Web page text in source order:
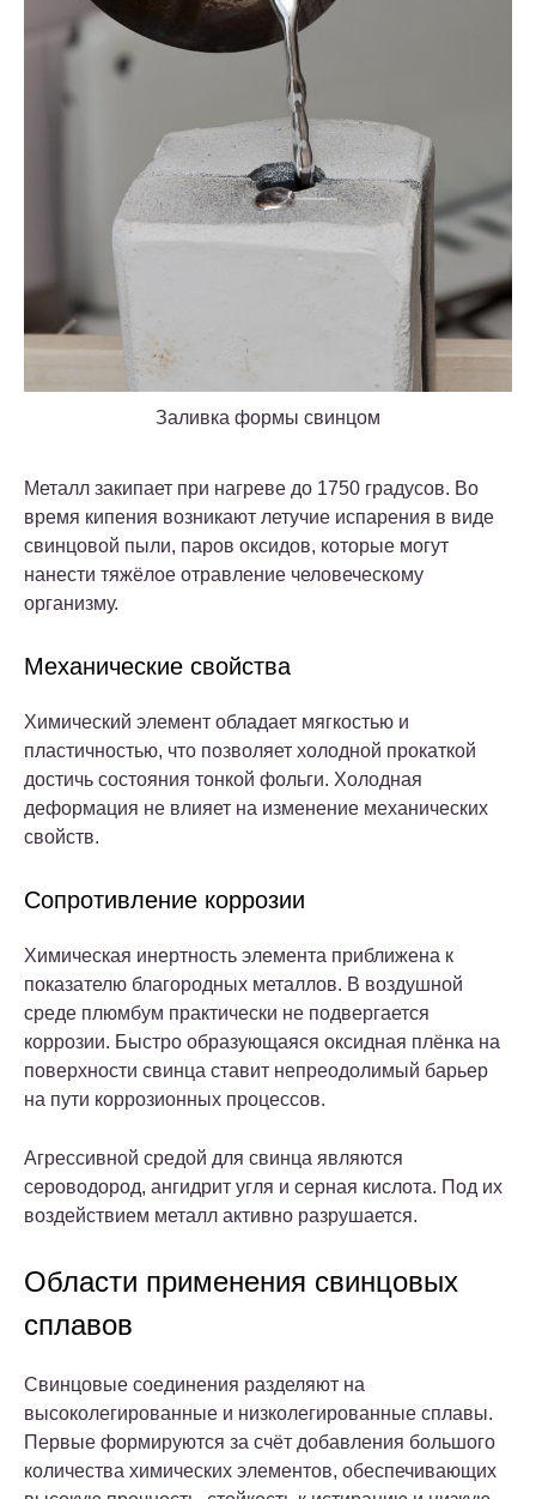
Заливка формы свинцом
Металл закипает при нагреве до 1750 градусов. Во
время кипения возникают летучие испарения в виде
свинцовой пыли, паров оксидов, которые могут
нанести тяжёлое отравление человеческому
организму.
Механические свойства
Химический элемент обладает мягкостью и
пластичностью, что позволяет холодной прокаткой
достичь состояния тонкой фольги. Холодная
деформация не влияет на изменение механических
свойств.
Сопротивление коррозии
Химическая инертность элемента приближена к
показателю благородных металлов. В воздушной
среде плюмбум практически не подвергается
коррозии. Быстро образующаяся оксидная плёнка на
поверхности свинца ставит непреодолимый барьер
на пути коррозионных процессов.
Агрессивной средой для свинца являются
сероводород, ангидрит угля и серная кислота. Под их
воздействием металл активно разрушается.
Области применения свинцовых
сплавов
Свинцовые соединения разделяют на
высоколегированные и низколегированные сплавы.
Первые формируются за счёт добавления большого
количества химических элементов, обеспечивающих